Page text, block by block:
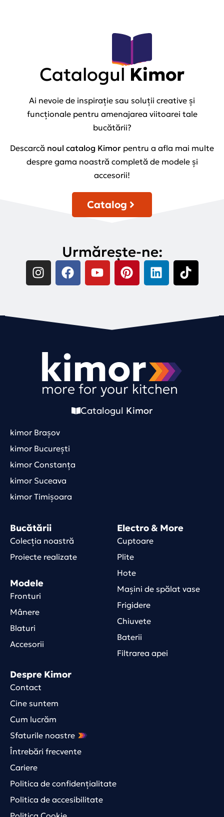
Catalogul Kimor
Ai nevoie de inspirație sau soluții creative și
funcționale pentru amenajarea viitoarei tale
bucătării?
Descarcă noul catalog Kimor pentru a afla mai multe
despre gama noastră completă de modele și
accesorii!
Catalog
Urmărește-ne:
more for your kitchen
Catalogul Kimor
kimor Brașov
kimor București
kimor Constanța
kimor Suceava
kimor Timișoara
Bucătării
Colecția noastră
Proiecte realizate
Modele
Fronturi
Mânere
Blaturi
Accesorii
Electro & More
Cuptoare
Plite
Hote
Mașini de spălat vase
Frigidere
Chiuvete
Baterii
Filtrarea apei
Despre Kimor
Contact
Cine suntem
Cum lucrăm
Sfaturile noastre
Întrebări frecvente
Cariere
Politica de confidențialitate
Politica de accesibilitate